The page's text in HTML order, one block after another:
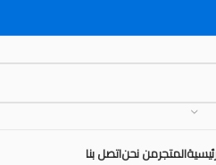
المتجرمن نحناتصل بنا